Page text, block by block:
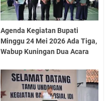
Agenda Kegiatan Bupati
Minggu 24 Mei 2026 Ada Tiga,
Wabup Kuningan Dua Acara